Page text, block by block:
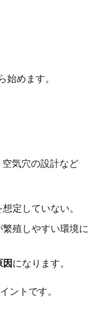
めます。
気穴の設計など
定していない。
殖しやすい環境に
因になります。
ントです。